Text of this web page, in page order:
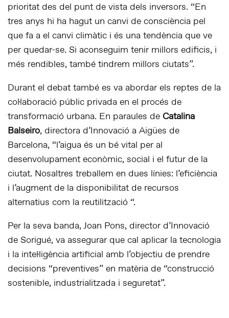
prioritat des del punt de vista dels inversors. “En
tres anys hi ha hagut un canvi de consciència pel
que fa a el canvi climàtic i és una tendència que ve
per quedar-se. Si aconseguim tenir millors edificis, i
més rendibles, també tindrem millors ciutats”.
Durant el debat també es va abordar els reptes de la
col·laboració públic privada en el procés de
transformació urbana. En paraules de Catalina
Balseiro, directora d’Innovació a Aigües de
Barcelona, “l’aigua és un bé vital per al
desenvolupament econòmic, social i el futur de la
ciutat. Nosaltres treballem en dues línies: l’eficiència
i l’augment de la disponibilitat de recursos
alternatius com la reutilització “.
Per la seva banda, Joan Pons, director d’Innovació
de Sorigué, va assegurar que cal aplicar la tecnologia
i la intel·ligència artificial amb l’objectiu de prendre
decisions “preventives” en matèria de “construcció
sostenible, industrialitzada i seguretat”.